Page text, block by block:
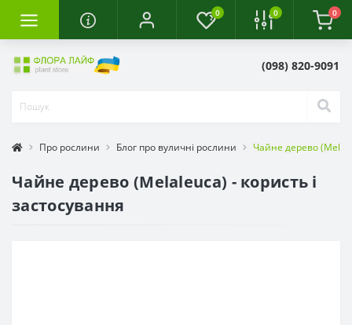
0 0 0
(098) 820-9091
Про рослини Блог про вуличні рослини Чайне дерево
Чайне дерево (Melaleuca) - користь і
застосування